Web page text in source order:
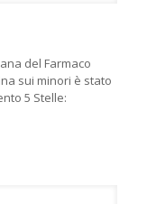
del Farmaco
sui minori è stato
5 Stelle: